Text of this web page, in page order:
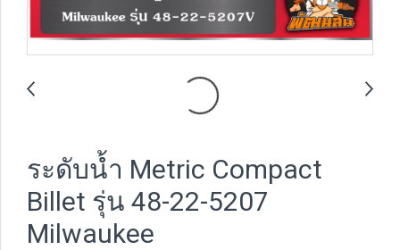
ระดับน้ำ Metric Compact
Billet รุ่น 48-22-5207
Milwaukee